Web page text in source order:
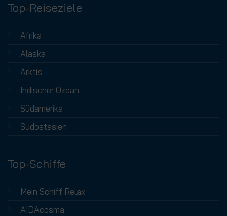
Top-Reiseziele
Afrika
Alaska
Arktis
Indischer Ozean
Südamerika
Südostasien
Top-Schiffe
Mein Schiff Relax
AIDAcosma